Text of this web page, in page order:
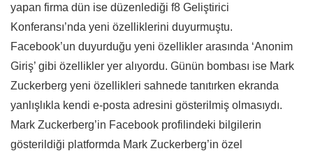
yapan firma dün ise düzenlediği f8 Geliştirici
Konferansı’nda yeni özelliklerini duyurmuştu.
Facebook’un duyurduğu yeni özellikler arasında ‘Anonim
Giriş’ gibi özellikler yer alıyordu. Günün bombası ise Mark
Zuckerberg yeni özellikleri sahnede tanıtırken ekranda
yanlışlıkla kendi e-posta adresini gösterilmiş olmasıydı.
Mark Zuckerberg’in Facebook profilindeki bilgilerin
gösterildiği platformda Mark Zuckerberg’in özel